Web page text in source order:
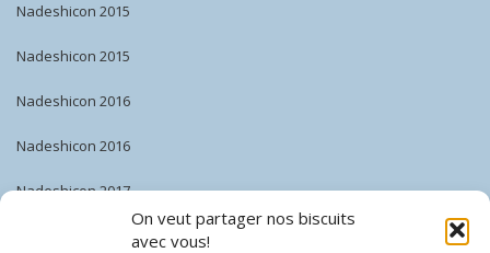
On veut partager nos biscuits
avec vous!
Nadeshicon 2015
Nadeshicon 2015
Nadeshicon 2016
Nadeshicon 2016
Nadeshicon 2017